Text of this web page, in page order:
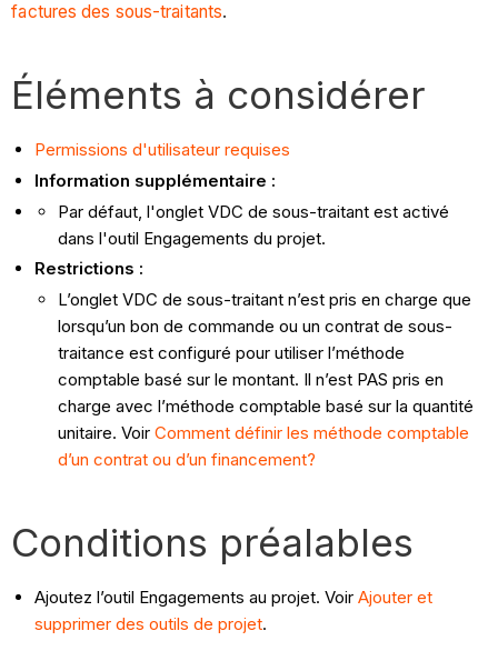
factures des sous-traitants.
Éléments à considérer
Permissions d'utilisateur requises
Information supplémentaire :
Par défaut, l'onglet VDC de sous-traitant est activé
dans l'outil Engagements du projet.
Restrictions :
L’onglet VDC de sous-traitant n’est pris en charge que
lorsqu’un bon de commande ou un contrat de sous-
traitance est configuré pour utiliser l’méthode
comptable basé sur le montant. Il n’est PAS pris en
charge avec l’méthode comptable basé sur la quantité
unitaire. VoirComment définir les méthode comptable
d’un contrat ou d’un financement?
Conditions préalables
Ajoutez l’outil Engagements au projet. VoirAjouter et
supprimer des outils de projet.